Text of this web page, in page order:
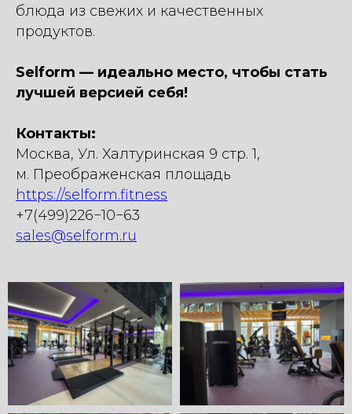
блюда из свежих и качественных
продуктов.
Selform — идеально место, чтобы стать
лучшей версией себя!
Контакты:
Москва, Ул. Халтуринская 9 стр. 1,
м. Преображенская площадь
https://selform.fitness
+7(499)226−10−63
sales@selform.ru